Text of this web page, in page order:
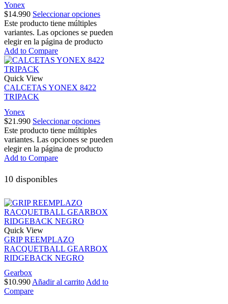
Yonex
$14.990 Seleccionar opciones
Este producto tiene múltiples
variantes. Las opciones se pueden
elegir en la página de producto
Add to Compare
Quick View
CALCETAS YONEX 8422
TRIPACK
Yonex
$21.990 Seleccionar opciones
Este producto tiene múltiples
variantes. Las opciones se pueden
elegir en la página de producto
Add to Compare
10 disponibles
Quick View
GRIP REEMPLAZO
RACQUETBALL GEARBOX
RIDGEBACK NEGRO
Gearbox
$10.990 Añadir al carrito Add to
Compare